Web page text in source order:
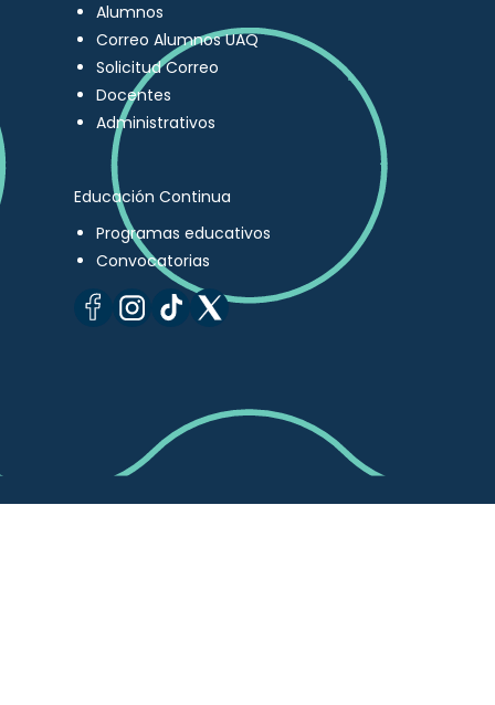
Alumnos
Correo Alumnos UAQ
Solicitud Correo
Docentes
Administrativos
Educación Continua
Programas educativos
Convocatorias